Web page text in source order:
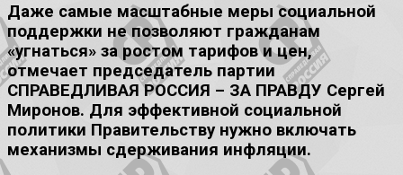
Даже самые масштабные меры социальной
поддержки не позволяют гражданам
«угнаться» за ростом тарифов и цен,
отмечает председатель партии
СПРАВЕДЛИВАЯ РОССИЯ – ЗА ПРАВДУ Сергей
Миронов. Для эффективной социальной
политики Правительству нужно включать
механизмы сдерживания инфляции.